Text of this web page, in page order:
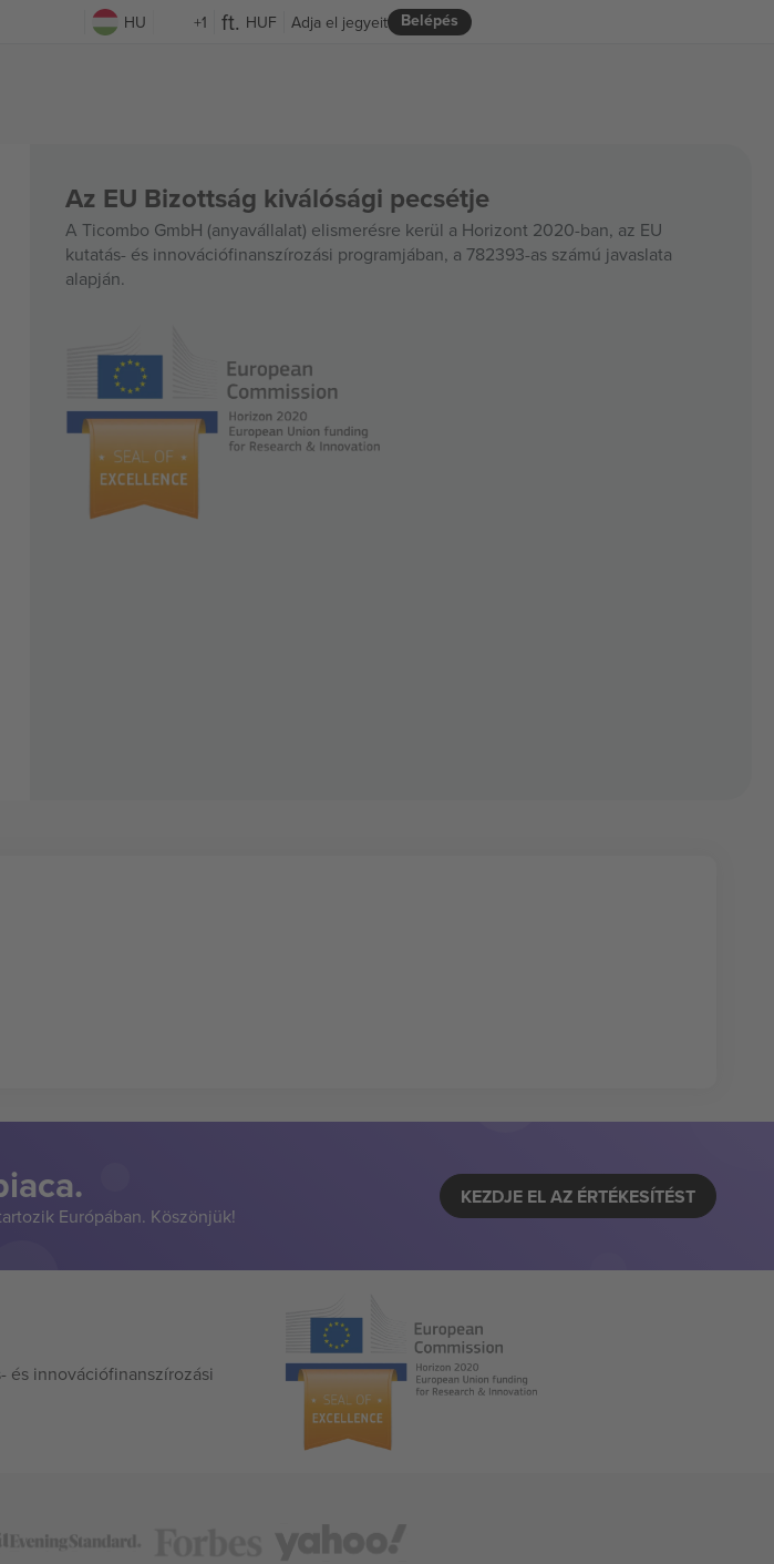
HU +1 HUF Belépés
Adja el jegyeit
Az EU Bizottság kiválósági pecsétje
A Ticombo GmbH (anyavállalat) elismerésre kerül a Horizont 2020-ban, az EU
kutatás- és innovációfinanszírozási programjában, a 782393-as számú javaslata
alapján.
Európában. Köszönjük!
KEZDJE EL AZ ÉRTÉKESÍTÉST
és innovációfinanszírozási